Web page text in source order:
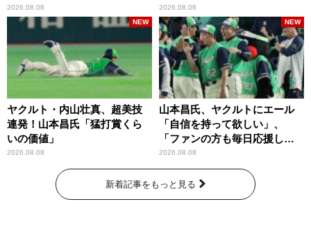
いです」
2026.08.08 2026.08.08
ヤクルト・内山壮真、超美技
連発！山本昌氏「猛打賞くら
いの価値」
2026.08.08
NEW
山本昌氏、ヤクルトにエール
「自信を持って欲しい」、
「ファンの方も毎日応援して
くれています」
2026.08.08
NEW
新着記事をもっと見る